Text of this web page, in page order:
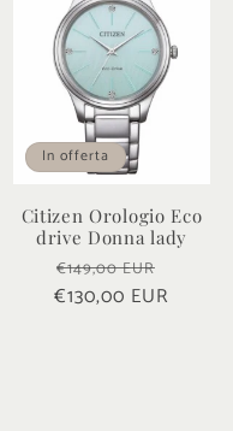
In offerta
Citizen Orologio Eco
drive Donna lady
Prezzo
di
€149,00 EUR
scontato
€130,00 EUR